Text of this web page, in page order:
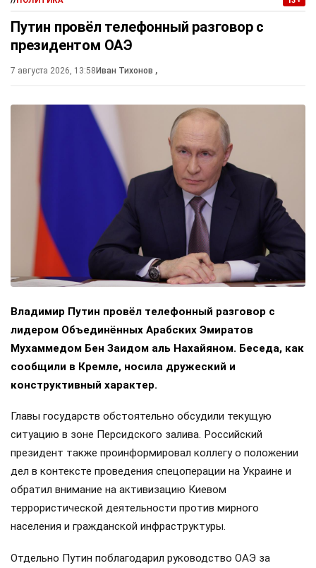
Путин провёл телефонный разговор с
президентом ОАЭ
7 августа 2026, 13:58 Иван Тихонов ,
Владимир Путин провёл телефонный разговор с
лидером Объединённых Арабских Эмиратов
Мухаммедом Бен Заидом аль Нахайяном. Беседа, как
сообщили в Кремле, носила дружеский и
конструктивный характер.
Главы государств обстоятельно обсудили текущую
ситуацию в зоне Персидского залива. Российский
президент также проинформировал коллегу о положении
дел в контексте проведения спецоперации на Украине и
обратил внимание на активизацию Киевом
террористической деятельности против мирного
населения и гражданской инфраструктуры.
Отдельно Путин поблагодарил руководство ОАЭ за